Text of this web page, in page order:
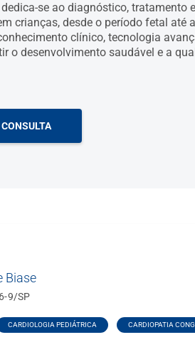
se ao diagnóstico, tratamento
crianças, desde o período fetal até
clínico, tecnologia
o desenvolvimento saudável e a
Biase
9/SP
CARDIOLOGIA PEDIÁTRICA CARDIOPATIA